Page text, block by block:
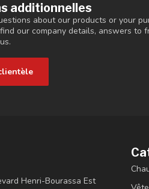
additionnelles
about our products or your
our company details, answers
Henri-Bourassa Est